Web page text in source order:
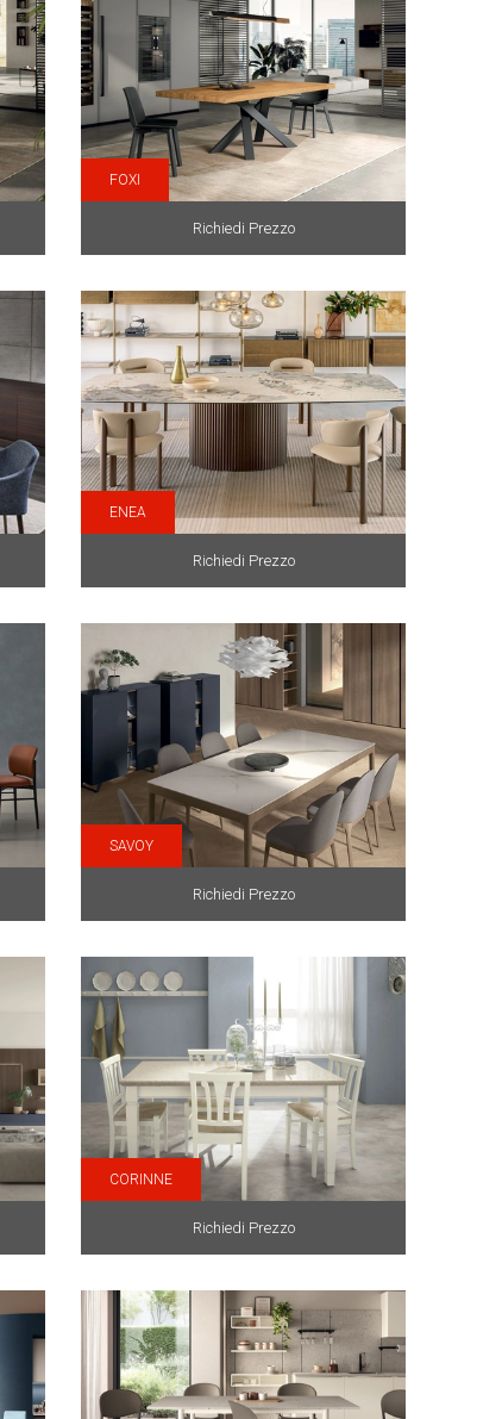
FOXI
Richiedi Prezzo
ENEA
Richiedi Prezzo
SAVOY
Richiedi Prezzo
CORINNE
Richiedi Prezzo